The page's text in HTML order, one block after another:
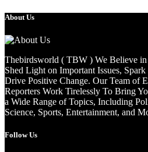
About Us
Thebirdsworld ( TBW ) We Believe
Shed Light on Important Issues,
Drive Positive Change. Our Team of
Reporters Work Tirelessly To Bring
a Wide Range of Topics, Including
Science, Sports, Entertainment, and
Follow Us